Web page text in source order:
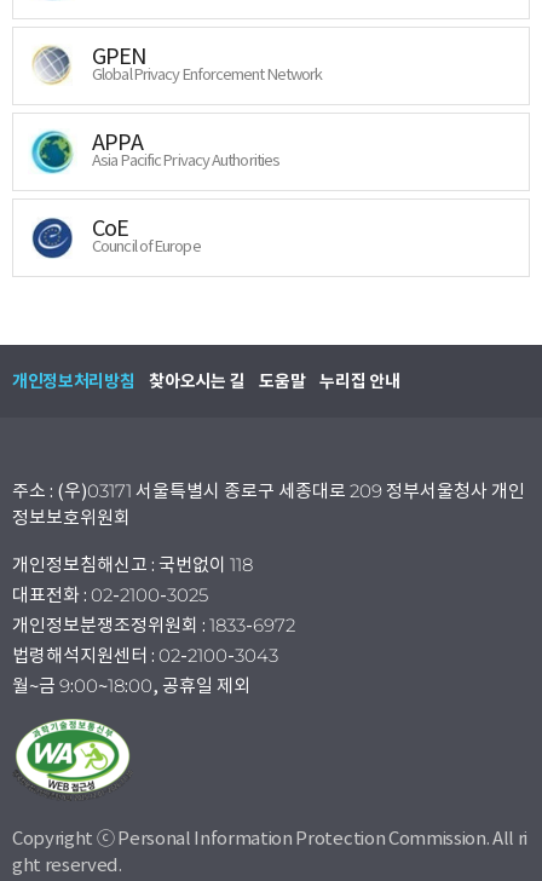
GPEN
Global Privacy Enforcement Network
APPA
Asia Pacific Privacy Authorities
CoE
Council of Europe
개인정보처리방침 찾아오시는 길 도움말 누리집 안내
주소 : (우)03171 서울특별시 종로구 세종대로 209 정부서울청사 개인
정보보호위원회
개인정보침해신고 : 국번없이 118
대표전화 : 02-2100-3025
개인정보분쟁조정위원회 : 1833-6972
법령해석지원센터 : 02-2100-3043
월~금 9:00~18:00, 공휴일 제외
Copyright ⓒ Personal Information Protection Commission. All ri
ght reserved.